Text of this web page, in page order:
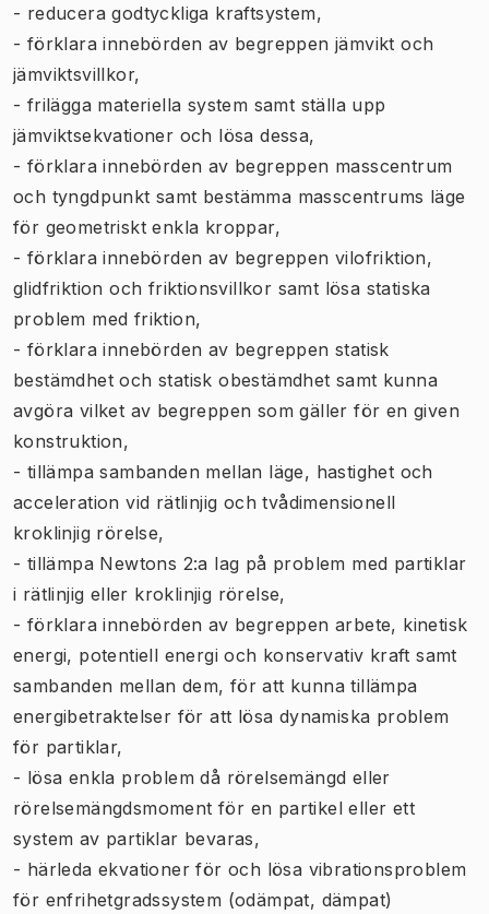
- reducera godtyckliga kraftsystem,
- förklara innebörden av begreppen jämvikt och
jämviktsvillkor,
- frilägga materiella system samt ställa upp
jämviktsekvationer och lösa dessa,
- förklara innebörden av begreppen masscentrum
och tyngdpunkt samt bestämma masscentrums läge
för geometriskt enkla kroppar,
- förklara innebörden av begreppen vilofriktion,
glidfriktion och friktionsvillkor samt lösa statiska
problem med friktion,
- förklara innebörden av begreppen statisk
bestämdhet och statisk obestämdhet samt kunna
avgöra vilket av begreppen som gäller för en given
konstruktion,
- tillämpa sambanden mellan läge, hastighet och
acceleration vid rätlinjig och tvådimensionell
kroklinjig rörelse,
- tillämpa Newtons 2:a lag på problem med partiklar
i rätlinjig eller kroklinjig rörelse,
- förklara innebörden av begreppen arbete, kinetisk
energi, potentiell energi och konservativ kraft samt
sambanden mellan dem, för att kunna tillämpa
energibetraktelser för att lösa dynamiska problem
för partiklar,
- lösa enkla problem då rörelsemängd eller
rörelsemängdsmoment för en partikel eller ett
system av partiklar bevaras,
- härleda ekvationer för och lösa vibrationsproblem
för enfrihetgradssystem (odämpat, dämpat)